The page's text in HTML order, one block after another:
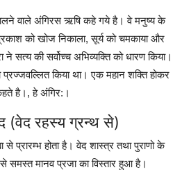
वाले अंगिरस ऋषि कहे गये है। वे मनुष्य के
को खोज निकाला, सूर्य को चमकाया और
सत्य की सर्वोच्च अभिव्यक्ति को धारण किया।
प्रज्जवल्लित किया था। एक महान शक्ति होकर
है।, हे अंगिर:।
(वेद रहस्य ग्रन्थ से)
से प्रारम्भ होता है। वेद शास्त्र तथा पुराणो के
समस्त मानव प्रजा का विस्तार हुआ है।